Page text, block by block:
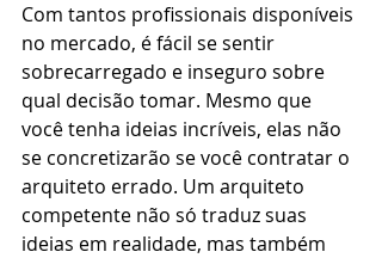
Com tantos profissionais disponíveis
no mercado, é fácil se sentir
sobrecarregado e inseguro sobre
qual decisão tomar. Mesmo que
você tenha ideias incríveis, elas não
se concretizarão se você contratar o
arquiteto errado. Um arquiteto
competente não só traduz suas
ideias em realidade, mas também